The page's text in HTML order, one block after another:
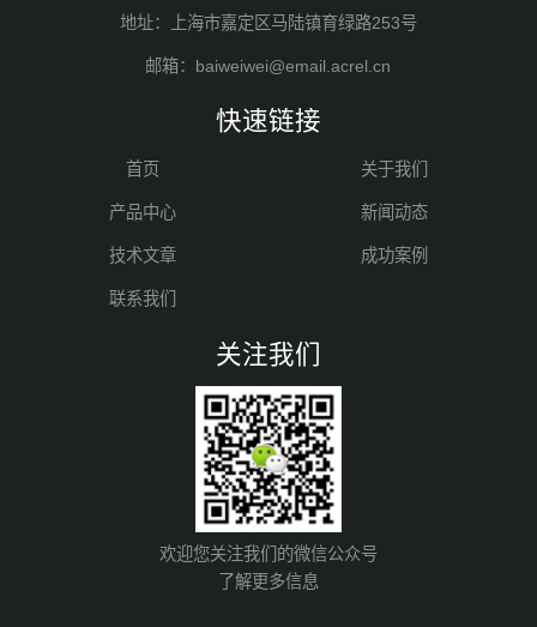
地址：上海市嘉定区马陆镇育绿路253号
邮箱：baiweiwei@email.acrel.cn
快速链接
首页 关于我们
产品中心 新闻动态
技术文章 成功案例
联系我们
关注我们
欢迎您关注我们的微信公众号
了解更多信息